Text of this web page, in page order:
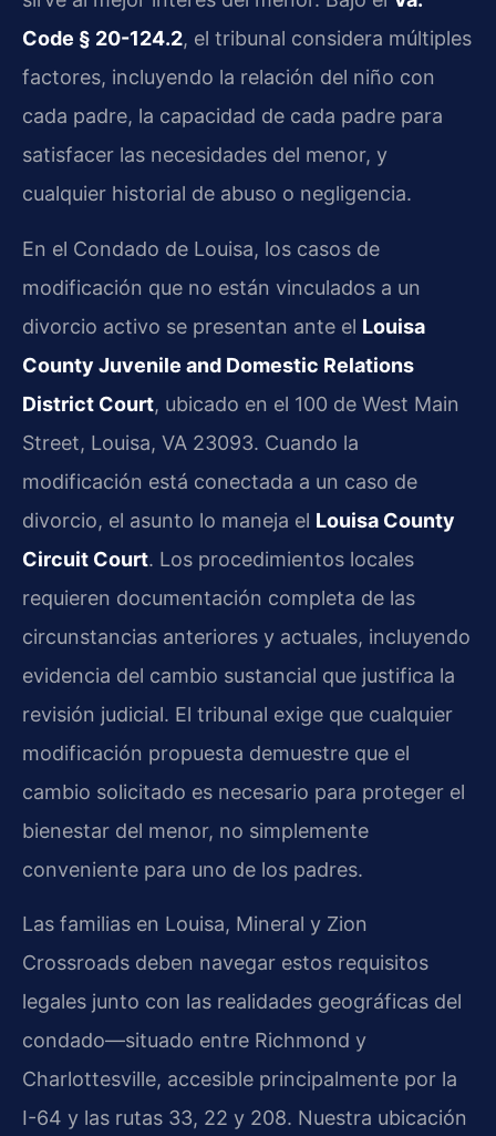
Code § 20-124.2, el tribunal considera múltiples
factores, incluyendo la relación del niño con
cada padre, la capacidad de cada padre para
satisfacer las necesidades del menor, y
cualquier historial de abuso o negligencia.
En el Condado de Louisa, los casos de
modificación que no están vinculados a un
divorcio activo se presentan ante el Louisa
County Juvenile and Domestic Relations
District Court, ubicado en el 100 de West Main
Street, Louisa, VA 23093. Cuando la
modificación está conectada a un caso de
divorcio, el asunto lo maneja el Louisa County
Circuit Court. Los procedimientos locales
requieren documentación completa de las
circunstancias anteriores y actuales, incluyendo
evidencia del cambio sustancial que justifica la
revisión judicial. El tribunal exige que cualquier
modificación propuesta demuestre que el
cambio solicitado es necesario para proteger el
bienestar del menor, no simplemente
conveniente para uno de los padres.
Las familias en Louisa, Mineral y Zion
Crossroads deben navegar estos requisitos
legales junto con las realidades geográficas del
condado—situado entre Richmond y
Charlottesville, accesible principalmente por la
I-64 y las rutas 33, 22 y 208. Nuestra ubicación